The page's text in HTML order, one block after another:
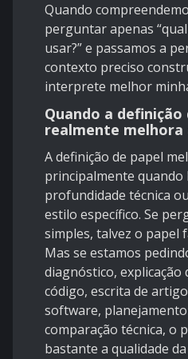
Quando
perguntar apenas
usar?” e passamos a
contexto preciso
interprete melhor
Quando a definição
realmente melhora
A definição de papel
principalmente quando
profundidade técnica
estilo específico. Se
simples, talvez o papel
Mas se estamos
diagnóstico, explicação
código, escrita de
software,
comparação técnica, o
bastante a qualidade